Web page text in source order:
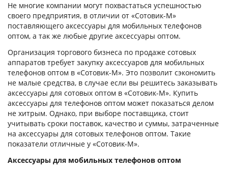
Не многие компании могут похвастаться успешностью
своего предприятия, в отличии от «Сотовик-М»
поставляющего аксессуары для мобильных телефонов
оптом, а так же любые другие аксессуары оптом.
Организация торгового бизнеса по продаже сотовых
аппаратов требует закупку аксессуаров для мобильных
телефонов оптом в «Сотовик-М». Это позволит сэкономить
не малые средства, в случае если вы решитесь заказывать
аксессуары для сотовых оптом в «Сотовик-М». Купить
аксессуары для телефонов оптом может показаться делом
не хитрым. Однако, при выборе поставщика, стоит
учитывать сроки поставок, качество и суммы, затраченные
на аксессуары для сотовых телефонов оптом. Такие
показатели отличные у «Сотовик-М».
Аксессуары для мобильных телефонов оптом